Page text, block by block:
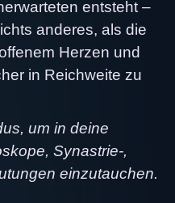
entsteht –
anderes, als die
Herzen und
in Reichweite zu
um in deine
Synastrie-,
einzutauchen.